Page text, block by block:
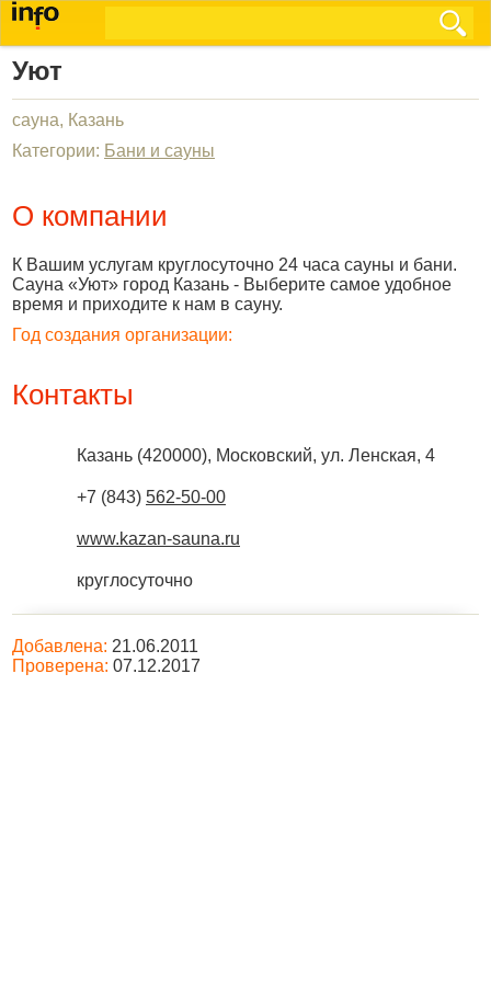
Уют
сауна, Казань
Категории: Бани и сауны
О компании
К Вашим услугам круглосуточно 24 часа сауны и бани.
Сауна «Уют» город Казань - Выберите самое удобное
время и приходите к нам в сауну.
Год создания организации:
Контакты
Казань (420000), Московский, ул. Ленская, 4
+7 (843) 562-50-00
www.kazan-sauna.ru
круглосуточно
Добавлена: 21.06.2011
Проверена: 07.12.2017